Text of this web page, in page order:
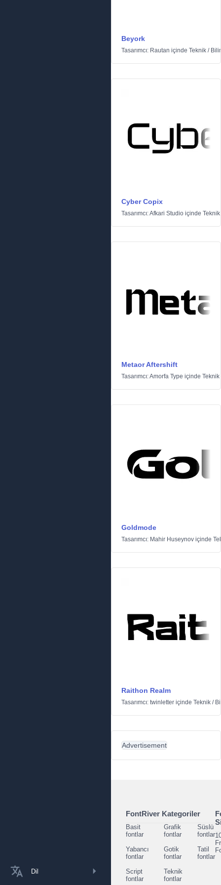
Dil
Beyork
Tasarımcı: Rautan içinde Teknik /
Cyber Copix
Tasarımcı:Afkari Studio içinde Teknik
Metaor Aftershift
Tasarımcı:Amorfa Type içinde Teknik
Goldmode
Tasarımcı: Mahir Huseynov içinde
Raithon Realm
Tasarımcı: twinletter içinde Teknik /
Advertisement
FontRiver Kategoriler
Basit
fontlar
Grafik
fontlar
Süslü
fontlar
Yabancı
fontlar
Gotik
fontlar
Tatil
fontlar
Script
fontlar
Teknik
fontlar